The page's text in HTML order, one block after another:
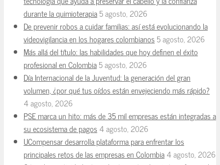
durante la quimioterapia5 agosto, 2026
De prevenir robos a cuidar familias: así está evolucionando la
videovigilancia en los hogares colombianos5 agosto, 2026
Más allá del título: las habilidades que hoy definen el éxito
profesional en Colombia5 agosto, 2026
Día Internacional de la Juventud: la generación del gran
volumen, ¿por qué tus oídos están envejeciendo más rápido?
4 agosto, 2026
PSE marca un hito: más de 35 mil empresas están integradas a
su ecosistema de pagos4 agosto, 2026
UCompensar desarrolla plataforma para enfrentar los
principales retos de las empresas en Colombia4 agosto, 2026